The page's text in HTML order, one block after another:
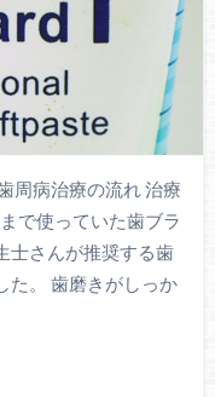
周病治療の流れ 治療
で使っていた歯ブラ
士さんが推奨する歯
た。 歯磨きがしっか